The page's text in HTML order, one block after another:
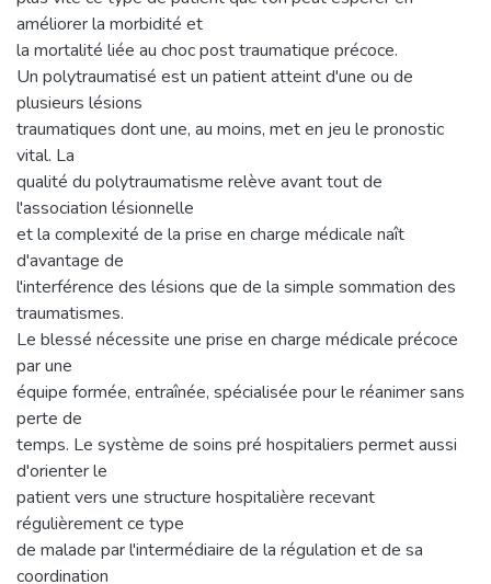
améliorer la morbidité et
la mortalité liée au choc post traumatique précoce.
Un polytraumatisé est un patient atteint d'une ou de
plusieurs lésions
traumatiques dont une, au moins, met en jeu le pronostic
vital. La
qualité du polytraumatisme relève avant tout de
l'association lésionnelle
et la complexité de la prise en charge médicale naît
d'avantage de
l'interférence des lésions que de la simple sommation des
traumatismes.
Le blessé nécessite une prise en charge médicale précoce
par une
équipe formée, entraînée, spécialisée pour le réanimer sans
perte de
temps. Le système de soins pré hospitaliers permet aussi
d'orienter le
patient vers une structure hospitalière recevant
régulièrement ce type
de malade par l'intermédiaire de la régulation et de sa
coordination